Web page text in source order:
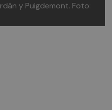
y Puigdemont. Foto: